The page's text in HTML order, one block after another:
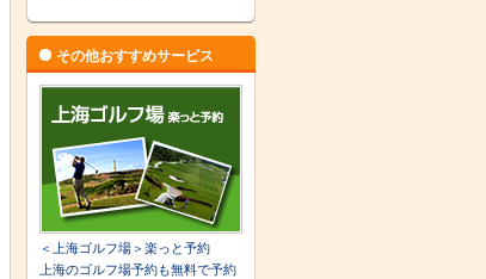
その他おすすめサービス
＜上海ゴルフ場＞楽っと予約
上海のゴルフ場予約も無料で予約